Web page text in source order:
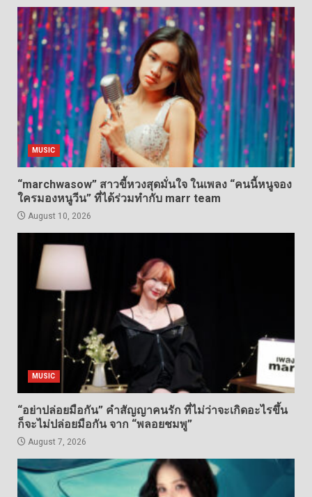
MUSIC
“marchwasow” สาวขี้หวงสุดมั่นใจ ในเพลง “คนนี้หนูจอง
ใครมองหนูวีน” ที่ได้ร่วมทำกับ marr team
August 10, 2026
MUSIC
“อย่าปล่อยมือกัน” คำสัญญาคนรัก ที่ไม่ว่าจะเกิดอะไรขึ้น
ก็จะไม่ปล่อยมือกัน จาก “พลอยชมพู”
August 7, 2026